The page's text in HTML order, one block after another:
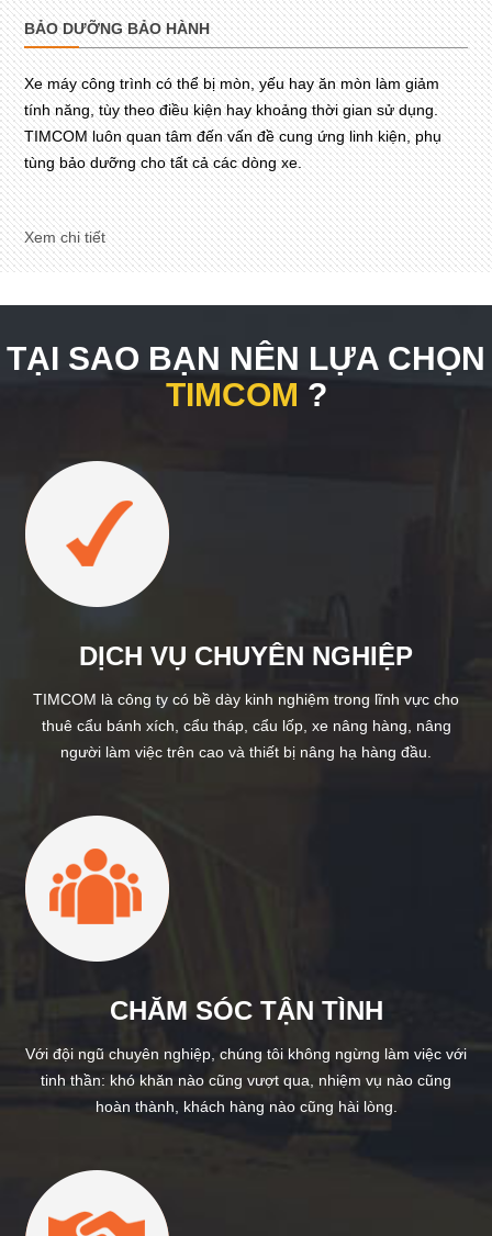
BẢO DƯỠNG BẢO HÀNH
Xe máy công trình có thể bị mòn, yếu hay ăn mòn làm giảm
tính năng, tùy theo điều kiện hay khoảng thời gian sử dụng.
TIMCOM luôn quan tâm đến vấn đề cung ứng linh kiện, phụ
tùng bảo dưỡng cho tất cả các dòng xe.
Xem chi tiết
TẠI SAO BẠN NÊN LỰA CHỌN
TIMCOM ?
DỊCH VỤ CHUYÊN NGHIỆP
TIMCOM là công ty có bề dày kinh nghiệm trong lĩnh vực cho
thuê cẩu bánh xích, cẩu tháp, cẩu lốp, xe nâng hàng, nâng
người làm việc trên cao và thiết bị nâng hạ hàng đầu.
CHĂM SÓC TẬN TÌNH
Với đội ngũ chuyên nghiệp, chúng tôi không ngừng làm việc với
tinh thần: khó khăn nào cũng vượt qua, nhiệm vụ nào cũng
hoàn thành, khách hàng nào cũng hài lòng.